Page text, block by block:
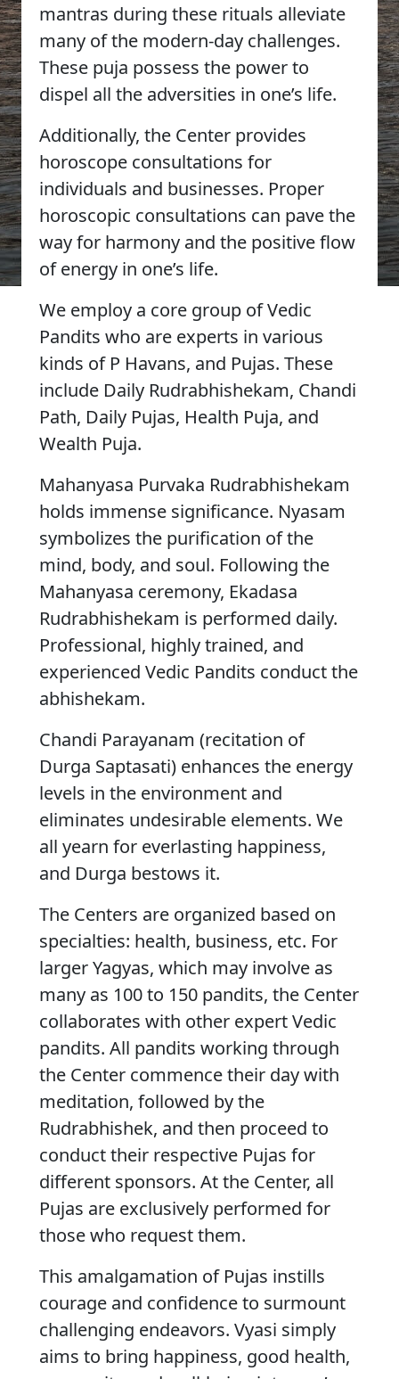
mantras during these rituals alleviate
many of the modern-day challenges.
These puja possess the power to
dispel all the adversities in one’s life.
Additionally, the Center provides
horoscope consultations for
individuals and businesses. Proper
horoscopic consultations can pave the
way for harmony and the positive flow
of energy in one’s life.
We employ a core group of Vedic
Pandits who are experts in various
kinds of P Havans, and Pujas. These
include Daily Rudrabhishekam, Chandi
Path, Daily Pujas, Health Puja, and
Wealth Puja.
Mahanyasa Purvaka Rudrabhishekam
holds immense significance. Nyasam
symbolizes the purification of the
mind, body, and soul. Following the
Mahanyasa ceremony, Ekadasa
Rudrabhishekam is performed daily.
Professional, highly trained, and
experienced Vedic Pandits conduct the
abhishekam.
Chandi Parayanam (recitation of
Durga Saptasati) enhances the energy
levels in the environment and
eliminates undesirable elements. We
all yearn for everlasting happiness,
and Durga bestows it.
The Centers are organized based on
specialties: health, business, etc. For
larger Yagyas, which may involve as
many as 100 to 150 pandits, the Center
collaborates with other expert Vedic
pandits. All pandits working through
the Center commence their day with
meditation, followed by the
Rudrabhishek, and then proceed to
conduct their respective Pujas for
different sponsors. At the Center, all
Pujas are exclusively performed for
those who request them.
This amalgamation of Pujas instills
courage and confidence to surmount
challenging endeavors. Vyasi simply
aims to bring happiness, good health,